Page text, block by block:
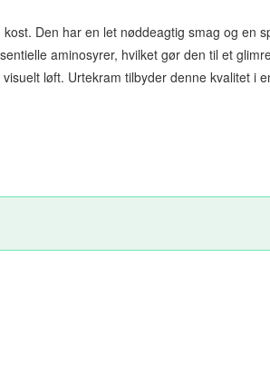
Den har en let nøddeagtig smag og en
aminosyrer, hvilket gør den til et
løft. Urtekram tilbyder denne kvalitet i